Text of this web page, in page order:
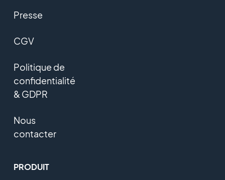
Presse
CGV
Politique de
confidentialité
& GDPR
Nous
contacter
PRODUIT